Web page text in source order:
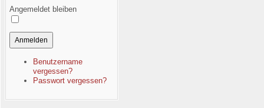
Angemeldet bleiben
Anmelden
Benutzername
vergessen?
Passwort vergessen?